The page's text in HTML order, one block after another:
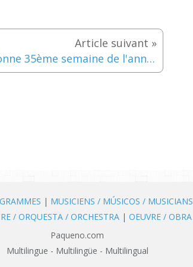
Bonne 35ème semaine de l'année!
| MUSICIENS / MÚSICOS / MUSICIANS
/ ORQUESTA / ORCHESTRA | OEUVRE / OBRA
Paqueno.com
Multilingue - Multilingüe - Multilingual